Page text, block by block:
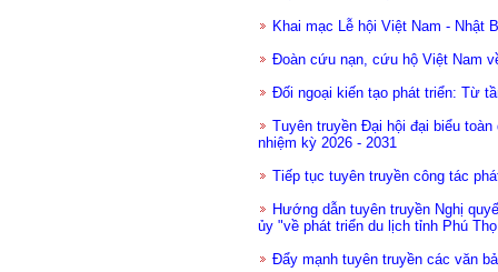
Khai mạc Lễ hội Việt Nam - Nhật
Đoàn cứu nạn, cứu hộ Việt Nam
Đối ngoại kiến tạo phát triển: Từ
Tuyên truyền Đại hội đại biểu
nhiệm kỳ 2026 - 2031
Tiếp tục tuyên truyền công tác
Hướng dẫn tuyên truyền Nghị
ủy "về phát triển du lịch tỉnh Phú
Đẩy mạnh tuyên truyền các văn